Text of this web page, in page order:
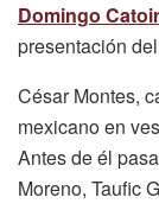
Domingo
presentación
César Montes,
mexicano en
Antes de él
Moreno, Taufic